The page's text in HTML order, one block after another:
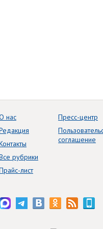
нас
рубрики
лист
Пресс-центр
соглашение